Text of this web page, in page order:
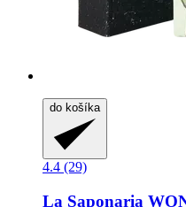
do košíka
4.4 (29)
La Saponaria